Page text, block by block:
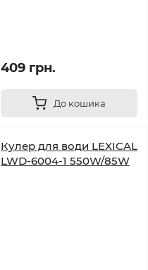
409 грн.
До кошика
Кулер для води LEXICAL
LWD-6004-1 550W/85W